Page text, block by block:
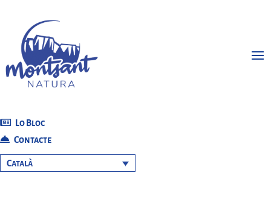
Lo Bloc
Contacte
Català